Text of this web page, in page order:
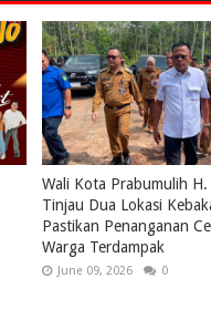
Wali Kota Prabumulih H.
Tinjau Dua Lokasi
Pastikan Penanganan
Warga Terdampak
June 09, 2026 0